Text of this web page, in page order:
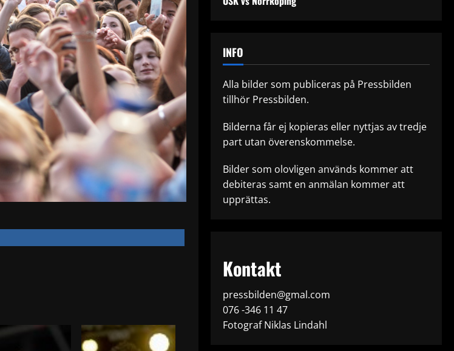
INFO
Alla bilder som publiceras på Pressbilden
tillhör Pressbilden.
Bilderna får ej kopieras eller nyttjas av tredje
part utan överenskommelse.
Bilder som olovligen används kommer att
debiteras samt en anmälan kommer att
upprättas.
Kontakt
pressbilden@gmal.com
076 -346 11 47
Fotograf Niklas Lindahl